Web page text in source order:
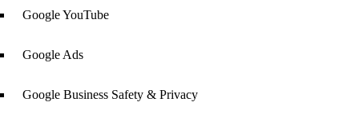
Google YouTube
Google Ads
Google Business Safety & Privacy